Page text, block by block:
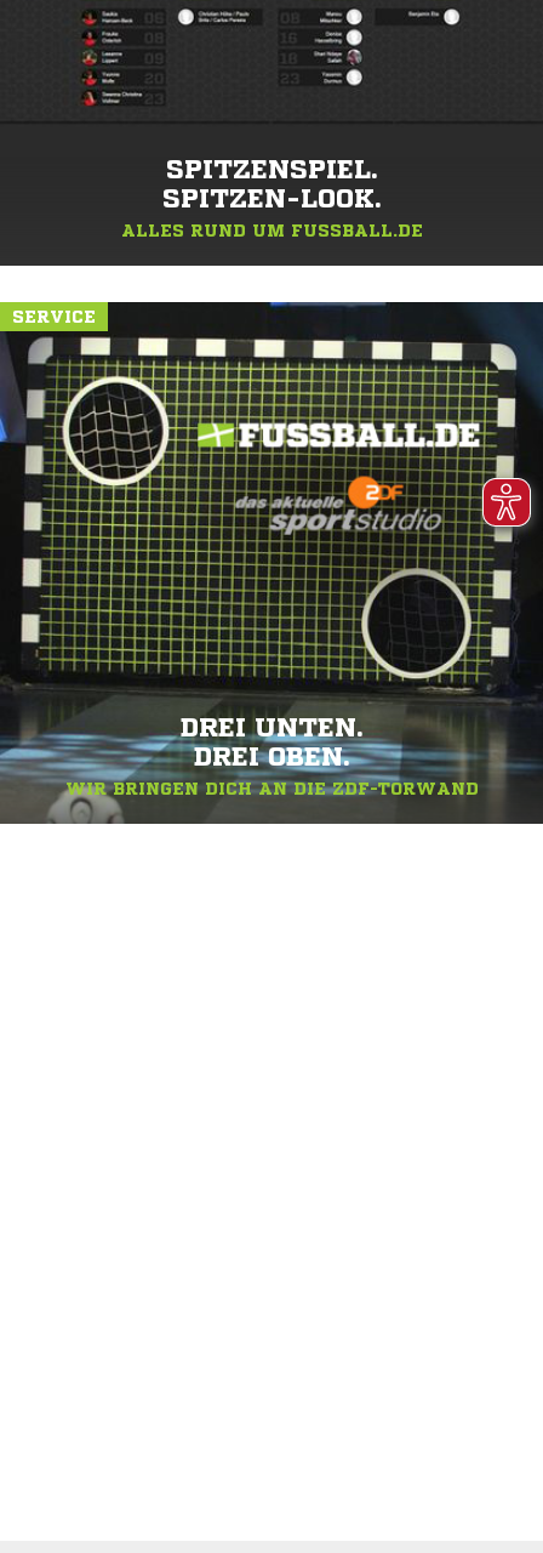
SPITZENSPIEL.
SPITZEN-LOOK.
ALLES RUND UM FUSSBALL.DE
SERVICE
DREI UNTEN.
DREI OBEN.
WIR BRINGEN DICH AN DIE ZDF-TORWAND